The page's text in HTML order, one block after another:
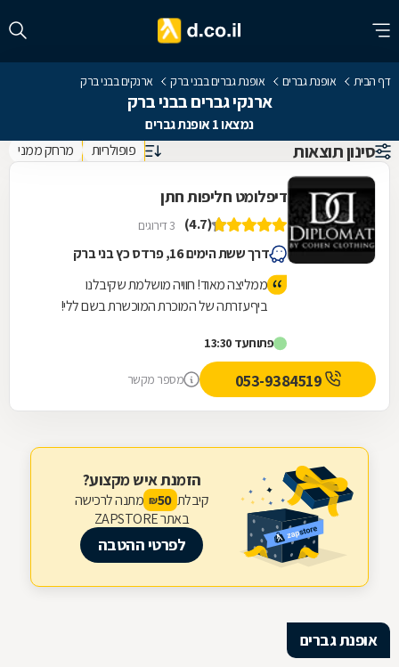
דף הבית אופנת גברים אופנת גברים בבני ברק ארנקים בבני ברק
ארנקי גברים בבני ברק
נמצאו 1 אופנת גברים
סינון תוצאות פופולריות מרחק ממני
דיפלומט חליפות חתן
(4.7) 3 דירוגים
דרך ששת הימים 16, פרדס כץ בני ברק
ממליצה מאוד! חוויה מושלמת שקיבלנו
ביףעזרתה של המוכרת המוכשרת בשם ללי!
והמקצועיות! מחירים מעולים!
פתוחעד 13:30
מספר מקשר
הזמנת איש מקצוע?
קיבלת 50
₪ מתנה לרכישה
באתר ZAPSTORE
לפרטי ההטבה
אופנת גברים